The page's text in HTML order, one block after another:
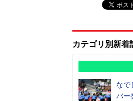
カテゴリ別新着
なで
バー